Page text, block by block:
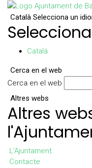
Català Selecciona un
Català
Cerca en el web
Cerca en el web
Altres webs
Altres
L'Ajuntament
Contacte